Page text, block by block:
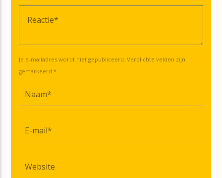
Je e-mailadres wordt niet gepubliceerd. Verplichte velden zijn
gemarkeerd *